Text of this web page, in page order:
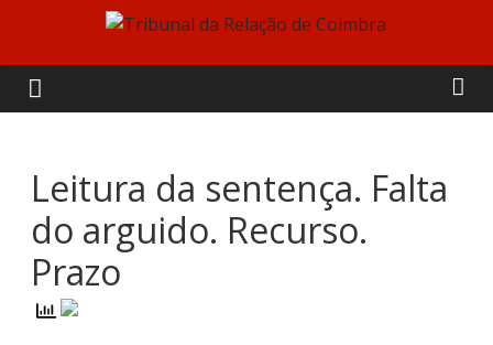
content
Tribunal
da
Relação
de
Coimbra
Leitura da sentença. Falta
do arguido. Recurso.
Prazo